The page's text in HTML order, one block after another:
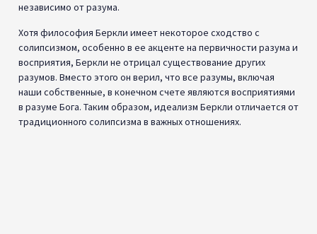
независимо от разума.
Хотя философия Беркли имеет некоторое сходство с
солипсизмом, особенно в ее акценте на первичности разума и
восприятия, Беркли не отрицал существование других
разумов. Вместо этого он верил, что все разумы, включая
наши собственные, в конечном счете являются восприятиями
в разуме Бога. Таким образом, идеализм Беркли отличается от
традиционного солипсизма в важных отношениях.